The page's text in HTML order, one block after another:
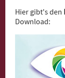
Hier gibt's den
Download: